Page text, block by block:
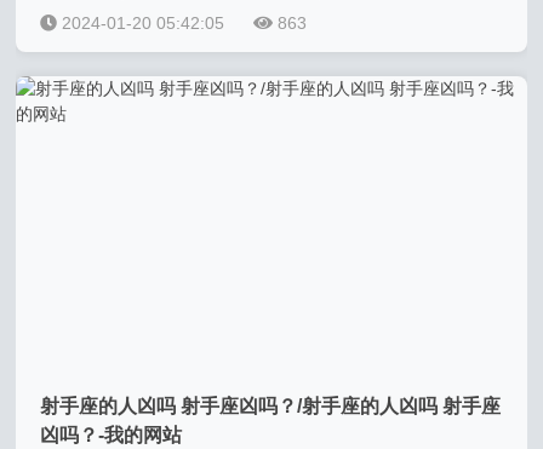
2024-01-20 05:42:05 863
射手座的人凶吗 射手座凶吗？/射手座的人凶吗 射手座
凶吗？-我的网站